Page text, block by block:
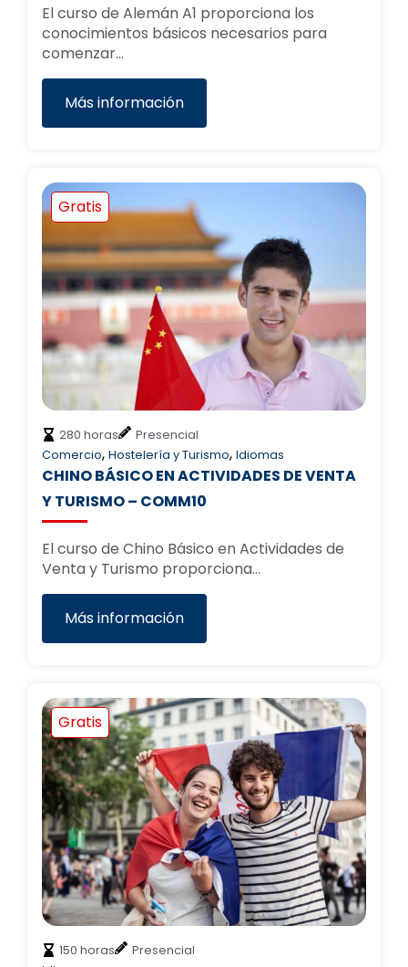
El curso de Alemán A1 proporciona los
conocimientos básicos necesarios para
comenzar…
Más información
Gratis
280 horas
Presencial
Comercio, Hostelería y Turismo, Idiomas
CHINO BÁSICO EN ACTIVIDADES DE VENTA
Y TURISMO – COMM10
El curso de Chino Básico en Actividades de
Venta y Turismo proporciona…
Más información
Gratis
150 horas
Presencial